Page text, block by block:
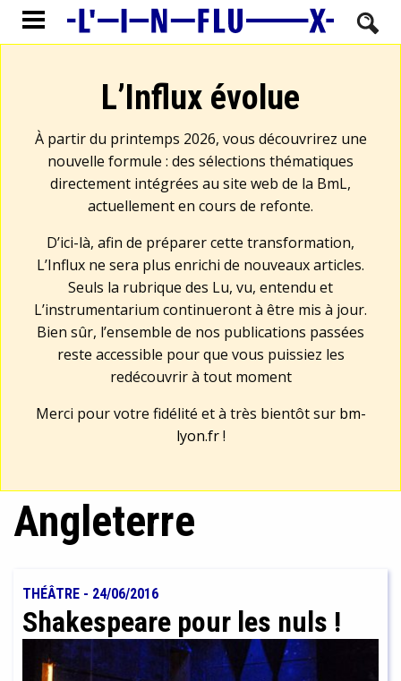
L’Influx évolue
À partir du printemps 2026, vous découvrirez une
nouvelle formule : des sélections thématiques
directement intégrées au site web de la BmL,
actuellement en cours de refonte.
D’ici-là, afin de préparer cette transformation,
L’Influx ne sera plus enrichi de nouveaux articles.
Seuls la rubrique des Lu, vu, entendu et
L’instrumentarium continueront à être mis à jour.
Bien sûr, l’ensemble de nos publications passées
reste accessible pour que vous puissiez les
redécouvrir à tout moment
Merci pour votre fidélité et à très bientôt sur bm-
lyon.fr!
Angleterre
THÉÂTRE - 24/06/2016
Shakespeare pour les nuls !